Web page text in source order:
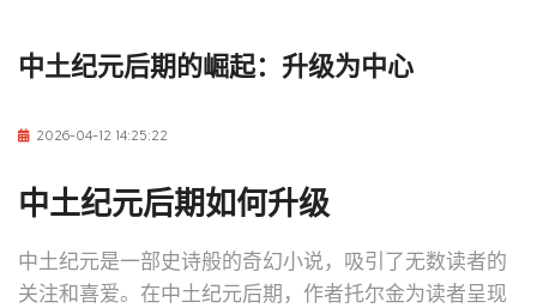
中土纪元后期的崛起：升级为中心
2026-04-12 14:25:22
中土纪元后期如何升级
中土纪元是一部史诗般的奇幻小说，吸引了无数读者的
关注和喜爱。在中土纪元后期，作者托尔金为读者呈现